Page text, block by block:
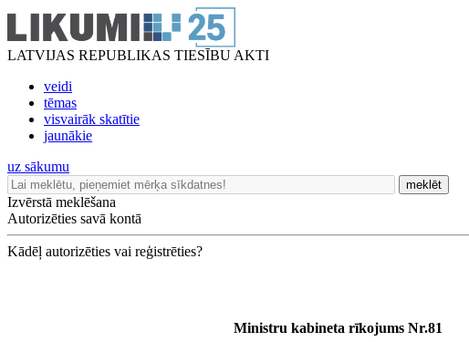
LATVIJAS REPUBLIKAS TIESĪBU AKTI
veidi
tēmas
visvairāk skatītie
jaunākie
uz sākumu
meklēt
Izvērstā meklēšana
Autorizēties savā kontā
Kādēļ autorizēties vai reģistrēties?
Ministru kabineta rīkojums Nr.81